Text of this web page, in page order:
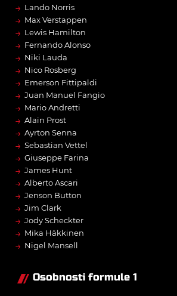
→ Lando Norris
→ Max Verstappen
→ Lewis Hamilton
→ Fernando Alonso
→ Niki Lauda
→ Nico Rosberg
→ Emerson Fittipaldi
→ Juan Manuel Fangio
→ Mario Andretti
→ Alain Prost
→ Ayrton Senna
→ Sebastian Vettel
→ Giuseppe Farina
→ James Hunt
→ Alberto Ascari
→ Jenson Button
→ Jim Clark
→ Jody Scheckter
→ Mika Häkkinen
→ Nigel Mansell
Osobnosti formule 1